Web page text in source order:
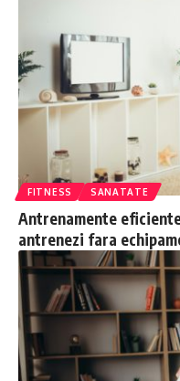
FITNESS SANATATE
Antrenamente
antrenezi fara